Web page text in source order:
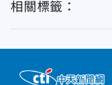
相關標籤：